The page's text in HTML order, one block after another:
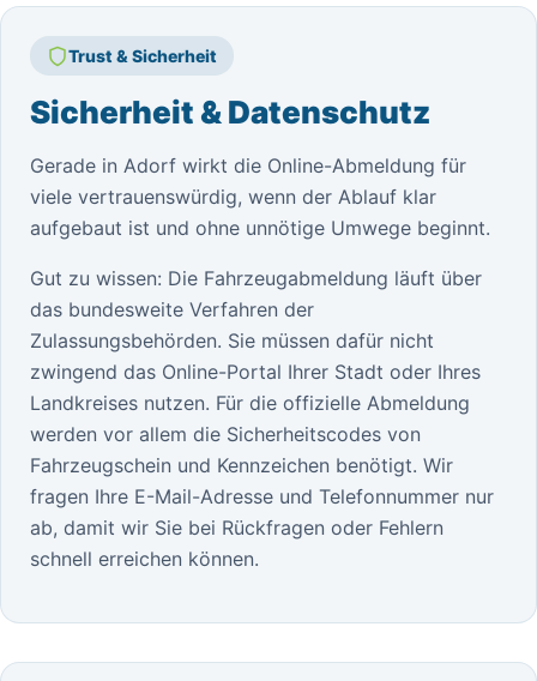
Trust & Sicherheit
Sicherheit & Datenschutz
Gerade in Adorf wirkt die Online-Abmeldung für
viele vertrauenswürdig, wenn der Ablauf klar
aufgebaut ist und ohne unnötige Umwege beginnt.
Gut zu wissen: Die Fahrzeugabmeldung läuft über
das bundesweite Verfahren der
Zulassungsbehörden. Sie müssen dafür nicht
zwingend das Online-Portal Ihrer Stadt oder Ihres
Landkreises nutzen. Für die offizielle Abmeldung
werden vor allem die Sicherheitscodes von
Fahrzeugschein und Kennzeichen benötigt. Wir
fragen Ihre E-Mail-Adresse und Telefonnummer nur
ab, damit wir Sie bei Rückfragen oder Fehlern
schnell erreichen können.